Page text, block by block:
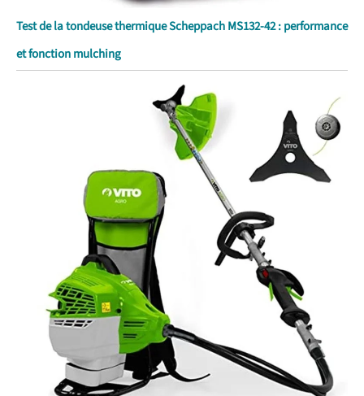
Test de la tondeuse thermique Scheppach MS132-42 : performance
et fonction mulching